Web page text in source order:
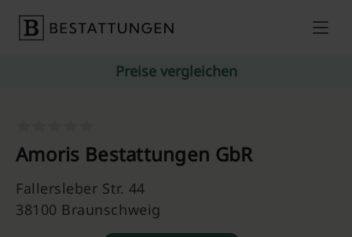
Preise vergleichen
Amoris Bestattungen GbR
Fallersleber Str. 44
38100 Braunschweig